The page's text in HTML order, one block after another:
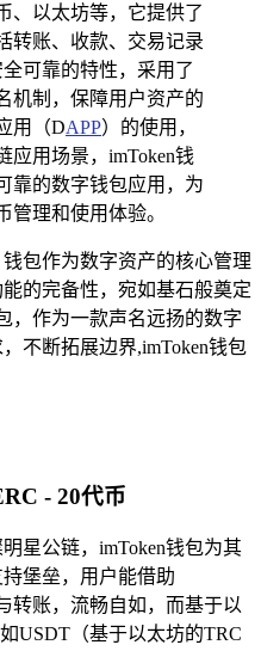
、以太坊等，它提供了
转账、收款、交易记录
可靠的特性，采用了
机制，保障用户资产的
用（DAPP）的使用，
应用场景，imToken钱
靠的数字钱包应用，为
管理和使用体验。
包作为数字资产的核心管理
的完备性，宛如基石般奠定
，作为一款声名远扬的数字
不断拓展边界,imToken钱包
- 20代币
星公链，imToken钱包为其
堡垒，用户能借助
转账，流畅自如，而基于以
USDT（基于以太坊的TRC